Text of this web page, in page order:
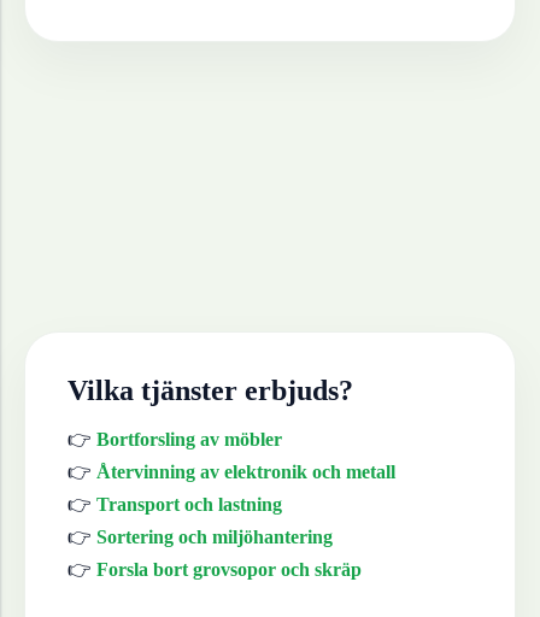
Vilka tjänster erbjuds?
👉 Bortforsling av möbler
👉 Återvinning av elektronik och metall
👉 Transport och lastning
👉 Sortering och miljöhantering
👉 Forsla bort grovsopor och skräp